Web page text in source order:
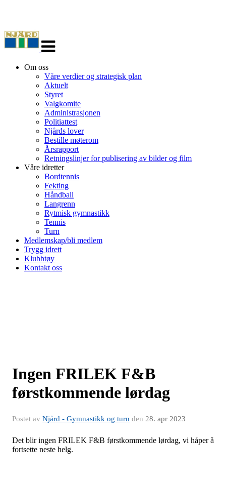
navigasjon
Om oss
Våre verdier og strategisk plan
Aktuelt
Styret
Valgkomite
Administrasjonen
Politiattest
Njårds lover
Bestille møterom
Årsrapport
Retningslinjer for publisering av bilder og film
Våre idretter
Bordtennis
Fekting
Håndball
Langrenn
Rytmisk gymnastikk
Tennis
Turn
Medlemskap/bli medlem
Trygg idrett
Klubbtøy
Kontakt oss
Ingen FRILEK F&B
førstkommende lørdag
Postet av Njård - Gymnastikk og turn den 28. apr 2023
Det blir ingen FRILEK F&B førstkommende lørdag, vi håper å
fortsette neste helg.